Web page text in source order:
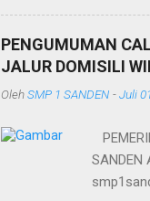
juga
PENGUMUMAN
JALUR DOMISILI
OlehSMP 1 SANDEN -Juli
SANDEN